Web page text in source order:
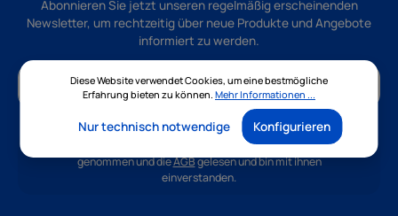
Abonnieren Sie jetzt unseren regelmäßig erscheinenden
Newsletter, um rechtzeitig über neue Produkte und Angebote
informiert zu werden.
Datenschutzbestimmungenzur Kenntnis
genommen und dieAGBgelesen und bin mit ihnen
einverstanden.
Diese Website verwendet Cookies, um eine bestmögliche
Erfahrung bieten zu können. Mehr Informationen ...
Nur technisch notwendige Konfigurieren